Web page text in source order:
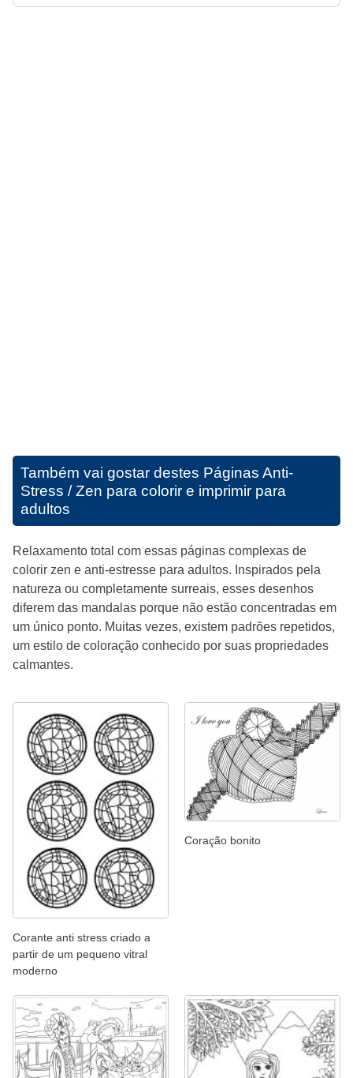
Também vai gostar destes Páginas Anti-
Stress / Zen para colorir e imprimir para
adultos
Relaxamento total com essas páginas complexas de
colorir zen e anti-estresse para adultos. Inspirados pela
natureza ou completamente surreais, esses desenhos
diferem das mandalas porque não estão concentradas em
um único ponto. Muitas vezes, existem padrões repetidos,
um estilo de coloração conhecido por suas propriedades
calmantes.
Corante anti stress criado a
partir de um pequeno vitral
moderno
Coração bonito